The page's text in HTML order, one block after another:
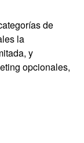
de
la
y
opcionales,